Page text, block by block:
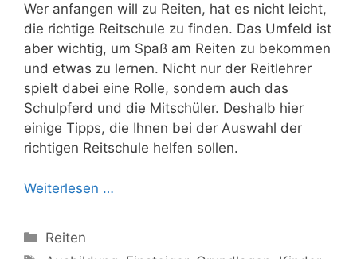
Wer anfangen will zu Reiten, hat es nicht leicht,
die richtige Reitschule zu finden. Das Umfeld ist
aber wichtig, um Spaß am Reiten zu bekommen
und etwas zu lernen. Nicht nur der Reitlehrer
spielt dabei eine Rolle, sondern auch das
Schulpferd und die Mitschüler. Deshalb hier
einige Tipps, die Ihnen bei der Auswahl der
richtigen Reitschule helfen sollen.
Weiterlesen …
Kategorien
Reiten